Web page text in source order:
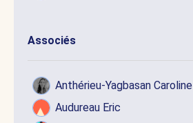
Associés
Anthérieu-Yagbasan Caroline
Audureau Eric